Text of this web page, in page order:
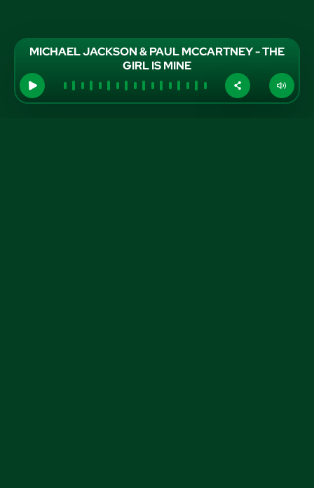
MICHAEL JACKSON & PAUL MCCARTNEY - THE
GIRL IS MINE